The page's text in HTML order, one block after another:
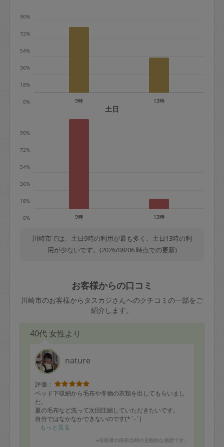
※キャンセル料金の設定について：
定期依頼1回（3時間）の金額とスポット
0%
18%
36%
54%
72%
90%
9時 13時
土日
0%
18%
36%
54%
72%
90%
9時 13時
川崎市では、土日9時の利用が最も多く、土日13時の利
用が少ないです。(2026/08/06 時点での更新)
お客様からの口コミ
川崎市のお客様からタスカジさんへのクチコミの一部をご
紹介します。
40代 女性より
nature
評価：
ベッド下収納から毛布や冬物の衣類を出してもらいまし
た。
夏の毛布など洗って次回圧縮していただきたいです。
自分ではなかなかできないのです(*´-`)
もっと見る
※依頼者の依頼当時の主観的な感想です。